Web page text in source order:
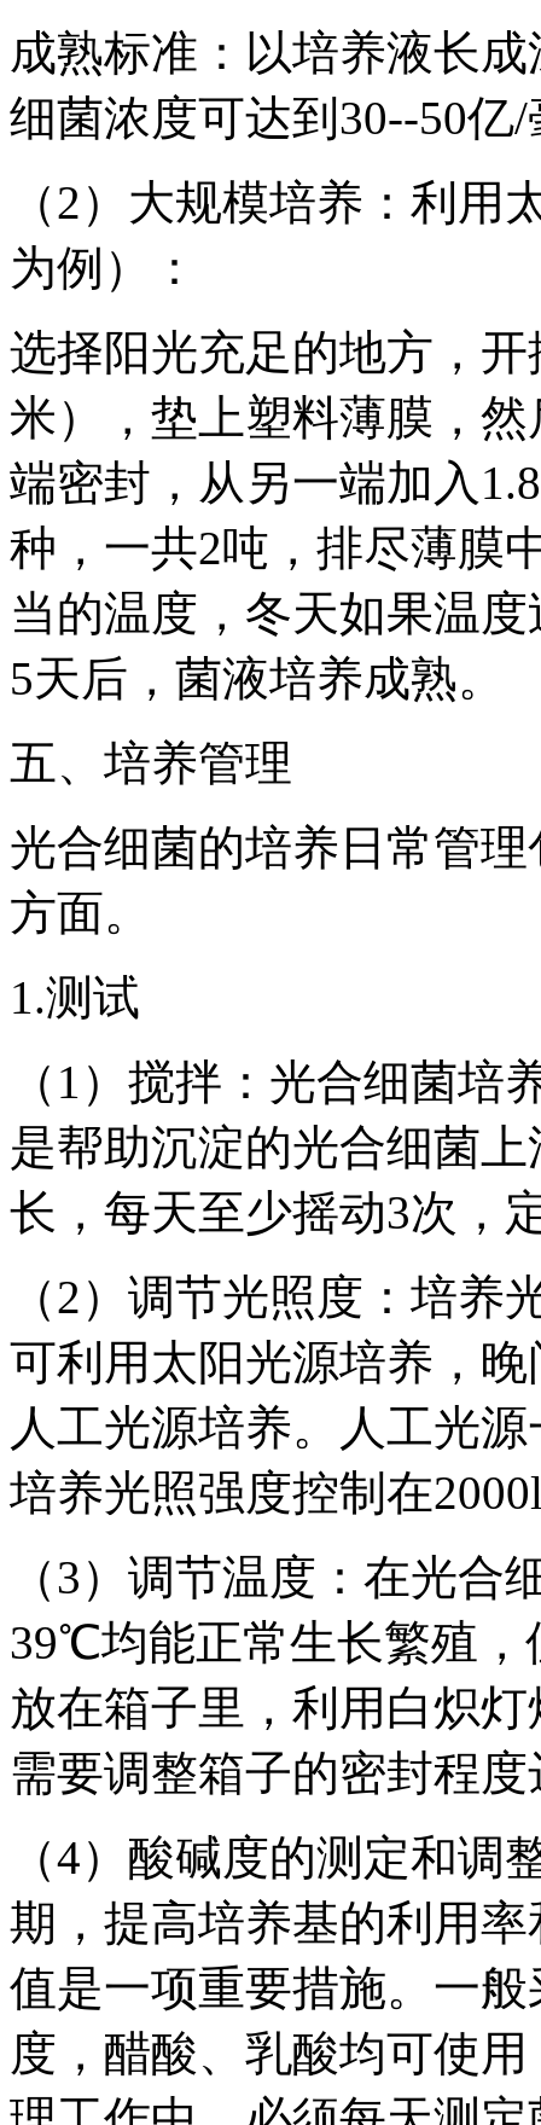
成熟标准：以培养液长
细菌浓度可达到30--50亿
（2）大规模培养：利
为例）：
选择阳光充足的地方，
米），垫上塑料薄膜，
端密封，从另一端加入
种，一共2吨，排尽薄膜
当的温度，冬天如果温
5天后，菌液培养成熟。
五、培养管理
光合细菌的培养日常管
方面。
1.测试
（1）搅拌：光合细菌
是帮助沉淀的光合细菌
长，每天至少摇动3次，
（2）调节光照度：培
可利用太阳光源培养，
人工光源培养。人工光
培养光照强度控制在
（3）调节温度：在光
39℃均能正常生长繁殖，
放在箱子里，利用白炽
需要调整箱子的密封程
（4）酸碱度的测定和
期，提高培养基的利用
值是一项重要措施。一
度，醋酸、乳酸均可使